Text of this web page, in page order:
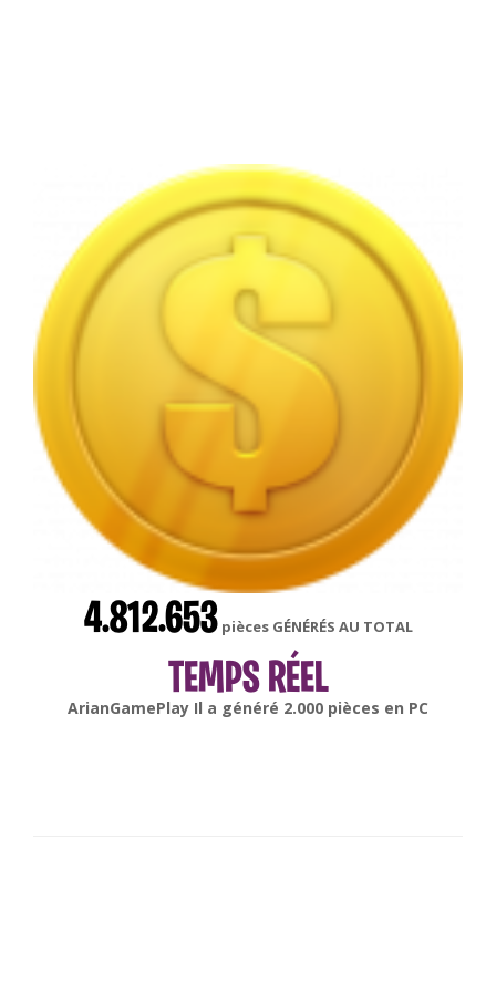
4.812.653 pièces GÉNÉRÉS AU TOTAL
TEMPS RÉEL
gonsabellaIl a généré6.000pièces enAndroid